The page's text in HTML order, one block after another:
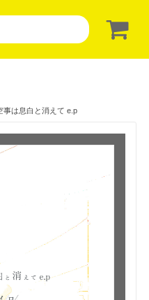
事は息白と消えて e.p